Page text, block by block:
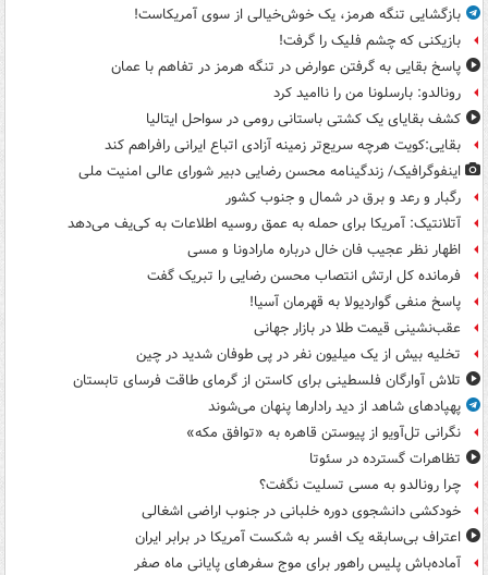
بازگشایی تنگه هرمز، یک خوش‌خیالی از سوی آمریکاست!
بازیکنی که چشم فلیک را گرفت!
پاسخ بقایی به گرفتن عوارض در تنگه هرمز در تفاهم با عمان
رونالدو: بارسلونا من را ناامید کرد
کشف بقایای یک کشتی باستانی رومی در سواحل ایتالیا
بقایی:کویت هرچه سریع‌تر زمینه آزادی اتباع ایرانی رافراهم کند
اینفوگرافیک/ زندگینامه محسن رضایی دبیر شورای عالی امنیت‌ ملی
رگبار و رعد و برق در شمال و جنوب کشور
آتلانتیک: آمریکا برای حمله به عمق روسیه اطلاعات به کی‌یف می‌دهد
اظهار نظر عجیب فان خال درباره مارادونا و مسی
فرمانده کل ارتش انتصاب محسن رضایی را تبریک گفت
پاسخ منفی گواردیولا به قهرمان آسیا!
عقب‌نشینی قیمت طلا در بازار جهانی
تخلیه بیش از یک میلیون نفر در پی طوفان شدید در چین
تلاش آوارگان فلسطینی برای کاستن از گرمای طاقت فرسای تابستان
پهپادهای شاهد از دید رادارها پنهان می‌شوند
نگرانی تل‌آویو از پیوستن قاهره به «توافق مکه»
تظاهرات گسترده در سئوتا
چرا رونالدو به مسی تسلیت نگفت؟
خودکشی دانشجوی دوره خلبانی در جنوب اراضی اشغالی
اعتراف بی‌سابقه یک افسر به شکست آمریکا در برابر ایران
آماده‌باش پلیس راهور برای موج سفرهای پایانی ماه صفر